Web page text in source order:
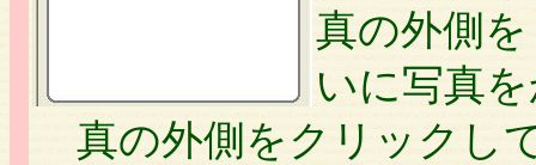
真の外側
いに写真
真の外側をクリックし